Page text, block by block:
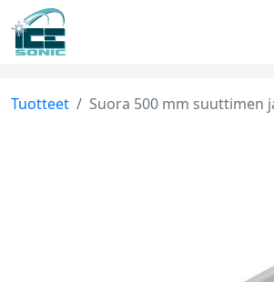
Tuotteet Suora 500 mm suuttimen